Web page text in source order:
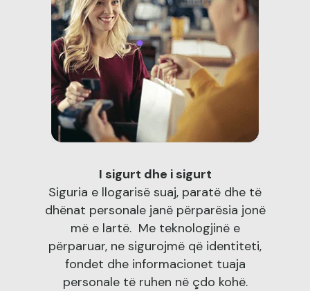
I sigurt dhe i sigurt
Siguria e llogarisë suaj, paratë dhe të
dhënat personale janë përparësia jonë
më e lartë. Me teknologjinë e
përparuar, ne sigurojmë që identiteti,
fondet dhe informacionet tuaja
personale të ruhen në çdo kohë.